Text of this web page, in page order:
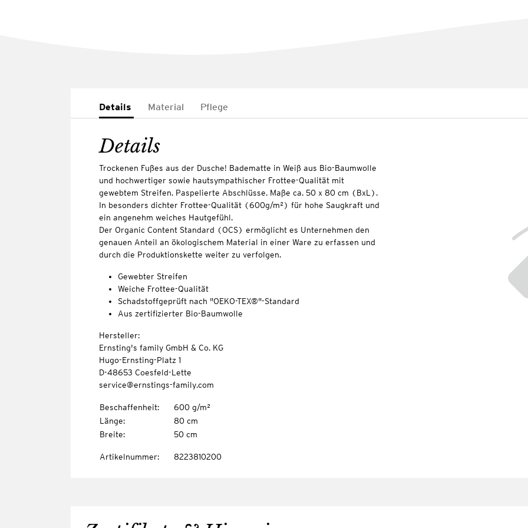
Details Material Pflege
Details
Trockenen Fußes aus der Dusche! Badematte in Weiß aus Bio-Baumwolle
und hochwertiger sowie hautsympathischer Frottee-Qualität mit
gewebtem Streifen. Paspelierte Abschlüsse. Maße ca. 50 x 80 cm (BxL).
In besonders dichter Frottee-Qualität (600g/m²) für hohe Saugkraft und
ein angenehm weiches Hautgefühl.
Der Organic Content Standard (OCS) ermöglicht es Unternehmen den
genauen Anteil an ökologischem Material in einer Ware zu erfassen und
durch die Produktionskette weiter zu verfolgen.
Gewebter Streifen
Weiche Frottee-Qualität
Schadstoffgeprüft nach "OEKO-TEX®"-Standard
Aus zertifizierter Bio-Baumwolle
Hersteller:
Ernsting's family GmbH & Co. KG
Hugo-Ernsting-Platz 1
D-48653 Coesfeld-Lette
service@ernstings-family.com
Beschaffenheit:
600 g/m²
Länge:
80 cm
Breite: 50 cm
Artikelnummer: 8223810200